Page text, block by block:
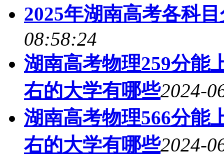
2025年湖南高考各科
08:58:24
湖南高考物理259分能
右的大学有哪些2024-
湖南高考物理566分能
右的大学有哪些2024-